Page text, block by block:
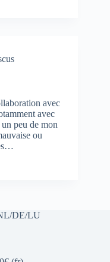
avec
avec
peu de mon
ou
DE/LU